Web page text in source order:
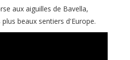
aux aiguilles de Bavella,
beaux sentiers d'Europe.